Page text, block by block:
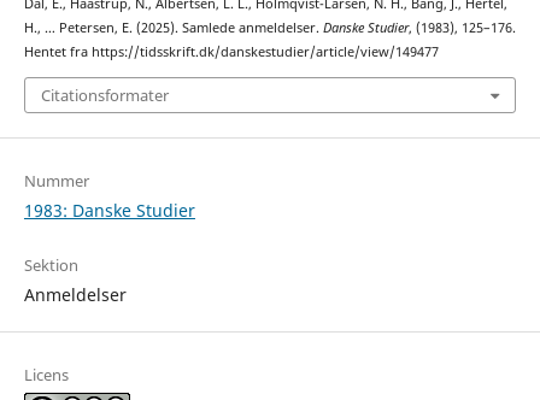
Dal, E., Haastrup, N., Albertsen, L. L., Holmqvist-Larsen, N. H., Bang, J., Hertel,
H., … Petersen, E. (2025). Samlede anmeldelser. Danske Studier, (1983), 125–176.
Hentet fra https://tidsskrift.dk/danskestudier/article/view/149477
Citationsformater
Nummer
1983: Danske Studier
Sektion
Anmeldelser
Licens